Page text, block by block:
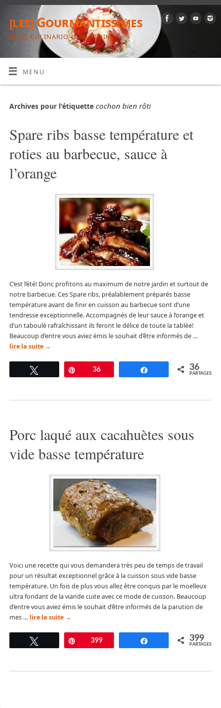
[les] Gourmantissimes
BLOG CULINARIO-JUBILATOIRE
MENU
Archives pour l'étiquette cochon bien rôti
Spare ribs basse température et
roties au barbecue, sauce à
l’orange
C’est l’été! Donc profitons au maximum de notre jardin et surtout de
notre barbecue. Ces Spare ribs, préalablement préparés basse
température avant de finir en cuisson au barbecue sont d’une
tendresse exceptionnelle. Accompagnés de leur sauce à l’orange et
d’un taboulé rafraîchissant ils feront le délice de toute la tablée!
Beaucoup d’entre vous aviez émis le souhait d’être informés de …
lire la suite →
Tweetez Épingle
36 Partagez 36
PARTAGES
Porc laqué aux cacahuètes sous
vide basse température
Voici une recette qui vous demandera très peu de temps de travail
pour un résultat exceptionnel grâce à la cuisson sous vide basse
température. Un fois de plus vous allez être conquis par le moelleux
ultra fondant de la viande cuite avec ce mode de cuisson. Beaucoup
d’entre vous aviez émis le souhait d’être informés de la parution de
mes … lire la suite →
Tweetez Épingle
399 Partagez 399
PARTAGES